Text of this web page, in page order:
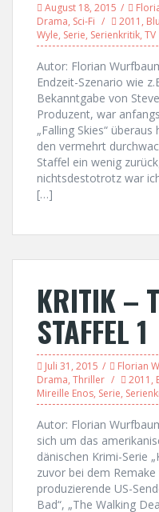
August 18, 2015
Drama, Sci-Fi 2011 ,
Wyle, Serie, Serienkritik, TV
Autor: Florian
Endzeit-Szenario wie
Bekanntgabe von
Produzent, war
„Falling Skies“
den vermehrt
Staffel ein wenig
nichtsdestotrotz war
[…]
KRITIK –
STAFFEL 1
Juli 31, 2015 Florian
Drama, Thriller 2011 ,
Mireille Enos, Serie,
Autor: Florian
sich um das
dänischen Krimi-Serie
zuvor bei dem
produzierende US-
Bad“, „The Walking